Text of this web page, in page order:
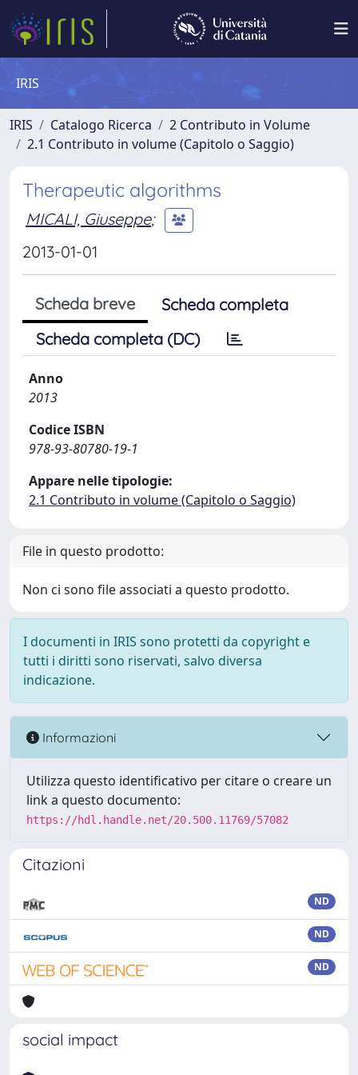
IRIS
IRIS Catalogo Ricerca
2 Contributo in Volume
2.1 Contributo in volume (Capitolo o Saggio)
Therapeutic algorithms
MICALI, Giuseppe;
2013-01-01
Scheda breve
Scheda completa
Scheda completa (DC)
Anno
2013
Codice ISBN
978-93-80780-19-1
Appare nelle tipologie:
2.1 Contributo in volume (Capitolo o Saggio)
File in questo prodotto:
Non ci sono file associati a questo prodotto.
I documenti in IRIS sono protetti da copyright e
tutti i diritti sono riservati, salvo diversa
indicazione.
Informazioni
Utilizza questo identificativo per citare o creare un
link a questo documento:
https://hdl.handle.net/20.500.11769/57082
Citazioni
ND
ND
ND
social impact